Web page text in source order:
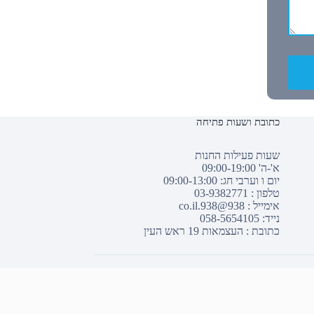
כתובת ושעות פתיחה
שעות פעילות החנות
א'-ה' 09:00-19:00
יום ו וערבי חג: 09:00-13:00
טלפון : 03-9382771
אימייל : 938@938.co.il
נייד: 058-5654105
כתובת : העצמאות 19 ראש העין